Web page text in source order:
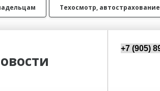
Техосмотр, автострахование